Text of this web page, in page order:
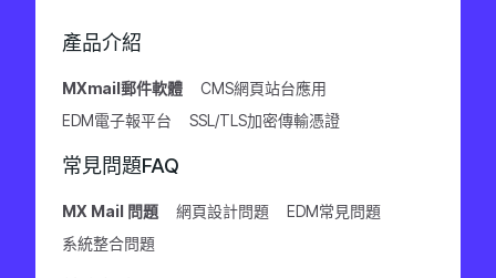
產品介紹
MXmail郵件軟體
CMS網頁站台應用
EDM電子報平台
SSL/TLS加密傳輸憑證
常見問題FAQ
MX Mail 問題 網頁設計問題
EDM常見問題
系統整合問題